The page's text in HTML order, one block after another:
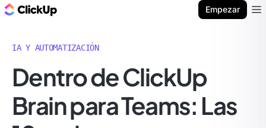
Empezar
IA Y AUTOMATIZACIÓN
Dentro de ClickUp
Brain para Teams: Las